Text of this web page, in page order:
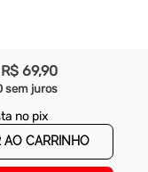
R$ 69,90
sem juros
no pix
AO CARRINHO